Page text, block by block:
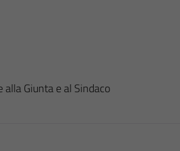
Giunta e al Sindaco